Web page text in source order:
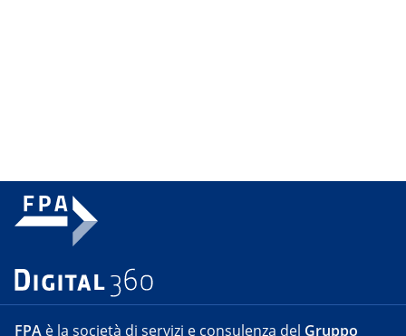
FPA è la società di servizi e consulenza del Gruppo